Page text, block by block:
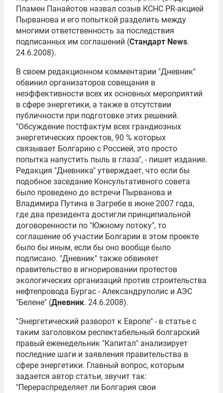
Пламен Панайотов назвал созыв КСНС PR-акцией
Пырванова и его попыткой разделить между
многими ответственность за последствия
подписанных им соглашений (Стандарт News.
24.6.2008).
В своем редакционном комментарии "Дневник"
обвинил организаторов совещания в
неэффективности всех их основных мероприятий
в сфере энергетики, а также в отсутствии
публичности при подготовке этих решений.
"Обсуждение постфактум всех грандиозных
энергетических проектов, 90 % которых
связывает Болгарию с Россией, это просто
попытка напустить пыль в глаза", - пишет издание.
Редакция "Дневника" утверждает, что если бы
подобное заседание Консультативного совета
было проведено до встречи Пырванова и
Владимира Путина в Загребе в июне 2007 года,
где два президента достигли принципиальной
договоренности по "Южному потоку", то
соглашение об участии Болгарии в этом проекте
было бы иным, если бы оно вообще было
подписано. "Дневник" также обвиняет
правительство в игнорировании протестов
экологических организаций против строительства
нефтепровода Бургас - Александруполис и АЭС
"Белене" (Дневник. 24.6.2008).
"Энергетический разворот к Европе" - в статье с
таким заголовком респектабельный болгарский
правый еженедельник "Капитал" анализирует
последние шаги и заявления правительства в
сфере энергетики. Главный вопрос, которым
задается автор статьи, звучит так:
"Перераспределяет ли Болгария свои